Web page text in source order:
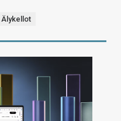
Älykellot